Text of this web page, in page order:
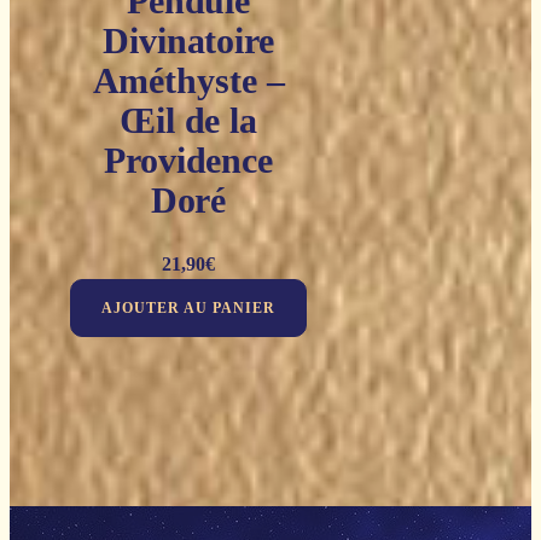
Divinatoire
Améthyste –
Œil de la
Providence
Doré
21,90€
AJOUTER AU PANIER